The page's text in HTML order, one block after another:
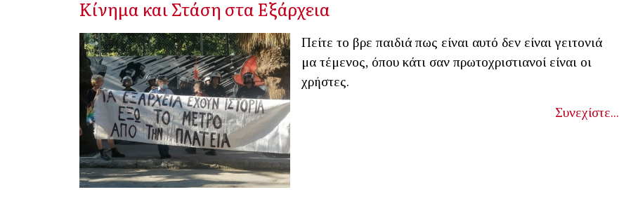
Κίνημα και Στάση στα Εξάρχεια
Πείτε το βρε παιδιά πως είναι αυτό δεν είναι γειτονιά
μα τέμενος, όπου κάτι σαν πρωτοχριστιανοί είναι οι
χρήστες.
Συνεχίστε...